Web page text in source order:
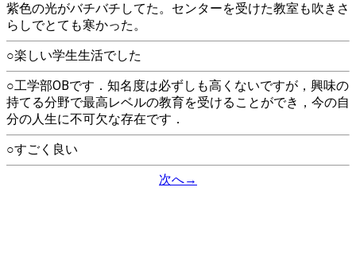
紫色の光がバチバチしてた。センターを受けた教室も吹きさ
らしでとても寒かった。
○楽しい学生生活でした
○工学部OBです．知名度は必ずしも高くないですが，興味の
持てる分野で最高レベルの教育を受けることができ，今の自
分の人生に不可欠な存在です．
○すごく良い
次へ→